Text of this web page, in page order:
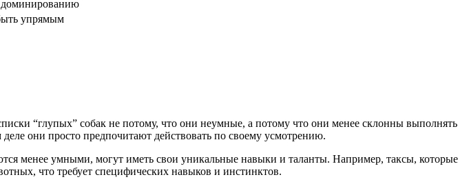
упрямым
“глупых” собак не потому, что они неумные, а потому что они менее склонны выполнять
они просто предпочитают действовать по своему усмотрению.
менее умными, могут иметь свои уникальные навыки и таланты. Например, таксы, которые
что требует специфических навыков и инстинктов.